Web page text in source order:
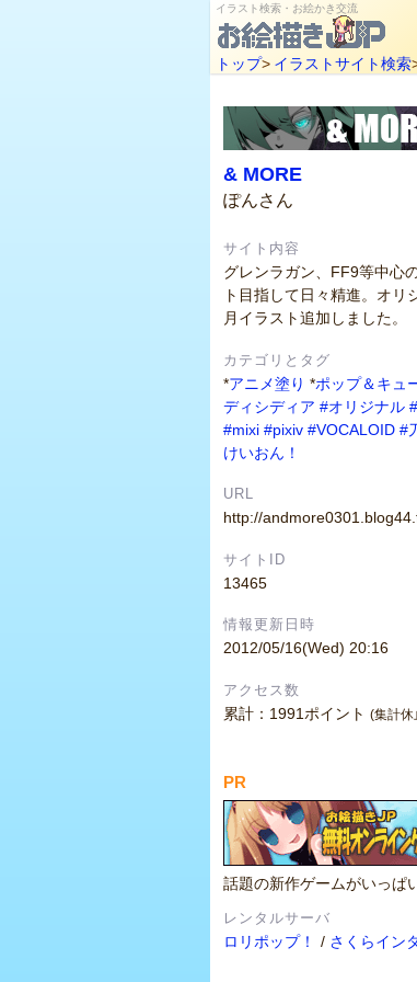
イラスト検索・お絵かき交流
トップ> イラストサイト検索
& MORE
ぽんさん
サイト内容
グレンラガン、FF9等中心
ト目指して日々精進。オ
月イラスト追加しました。
カテゴリとタグ
*アニメ塗り *ポップ＆キュ
ディシディア #オリジナル
#mixi #pixiv #VOCALOID #
けいおん！
URL
http://
サイトID
13465
情報更新日時
2012/05/16(Wed) 20:16
アクセス数
累計：1991ポイント (集計休
PR
話題の新作ゲームがいっぱ
レンタルサーバ
ロリポップ！ / さくらイン